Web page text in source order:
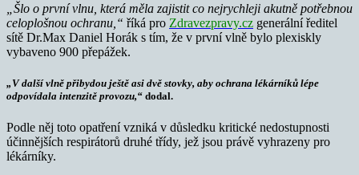
„Šlo o první vlnu, která měla zajistit co nejrychleji akutně potřebnou
celoplošnou ochranu,“ říká pro Zdravezpravy.cz generální ředitel
sítě Dr.Max Daniel Horák s tím, že v první vlně bylo plexiskly
vybaveno 900 přepážek.
„V další vlně přibydou ještě asi dvě stovky, aby ochrana lékárníků lépe
odpovídala intenzitě provozu,“ dodal.
Podle něj toto opatření vzniká v důsledku kritické nedostupnosti
účinnějších respirátorů druhé třídy, jež jsou právě vyhrazeny pro
lékárníky.